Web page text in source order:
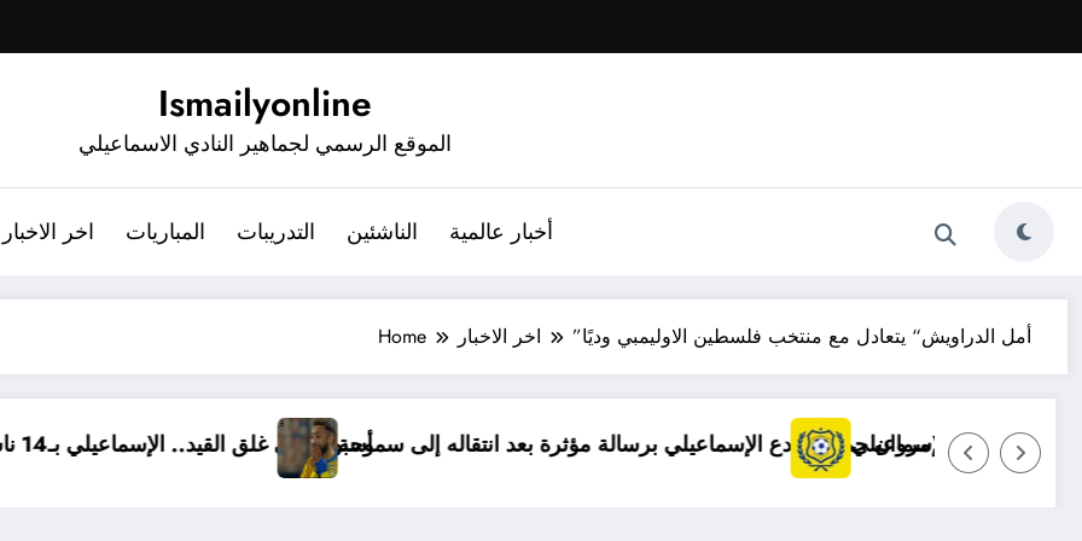
Ismailyonline
الموقع الرسمي لجماهير النادي الاسماعيلي
اخر الاخبار المباريات التدريبات الناشئين أخبار عالمية
Home اخر الاخبار ”أمل الدراويش“ يتعادل مع منتخب فلسطين الاوليمبي وديًا
أسبوع على غلق القيد..مروان حمدي يودع الإسماعيلي برسالة مؤثرة بعد انتقاله إلى سموحةتوضيح مهم بشأن قضايا الإسماعيلي